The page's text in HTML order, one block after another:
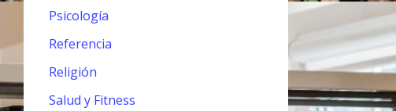
Psicología
Referencia
Religión
Salud y Fitness